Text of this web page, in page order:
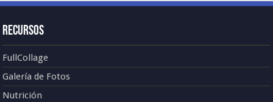
Recursos
FullCollage
Galería de Fotos
Nutrición